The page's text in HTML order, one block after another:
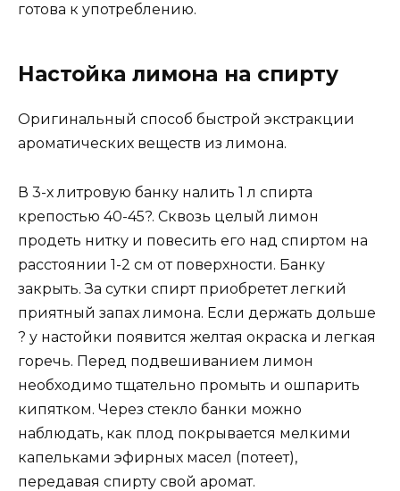
готова к употреблению.
Настойка лимона на спирту
Оригинальный способ быстрой экстракции
ароматических веществ из лимона.
В 3-х литровую банку налить 1 л спирта
крепостью 40-45?. Сквозь целый лимон
продеть нитку и повесить его над спиртом на
расстоянии 1-2 см от поверхности. Банку
закрыть. За сутки спирт приобретет легкий
приятный запах лимона. Если держать дольше
? у настойки появится желтая окраска и легкая
горечь. Перед подвешиванием лимон
необходимо тщательно промыть и ошпарить
кипятком. Через стекло банки можно
наблюдать, как плод покрывается мелкими
капельками эфирных масел (потеет),
передавая спирту свой аромат.